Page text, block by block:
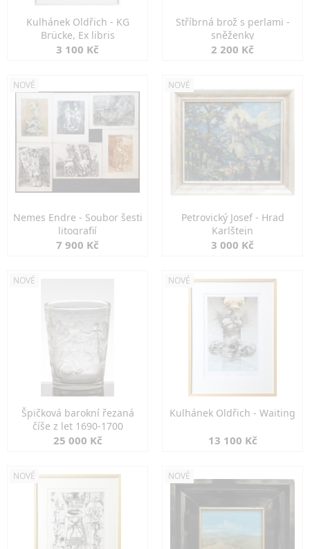
Kulhánek Oldřich - KG
Brücke, Ex libris
3 100 Kč
Stříbrná brož s perlami -
sněženky
2 200 Kč
NOVÉ
Nemes Endre - Soubor šesti
litografií
7 900 Kč
NOVÉ
Petrovický Josef - Hrad
Karlštejn
3 000 Kč
NOVÉ
Špičková barokní řezaná
číše z let 1690-1700
25 000 Kč
NOVÉ
Kulhánek Oldřich - Waiting
13 100 Kč
NOVÉ NOVÉ